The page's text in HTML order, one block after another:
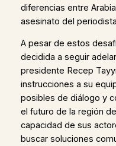
diferencias entre
asesinato del
A pesar de estos
decidida a seguir
presidente Recep
instrucciones a su
posibles de diálogo y
el futuro de la región
capacidad de sus
buscar soluciones